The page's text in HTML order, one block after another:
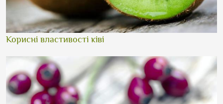
Корисні властивості ківі